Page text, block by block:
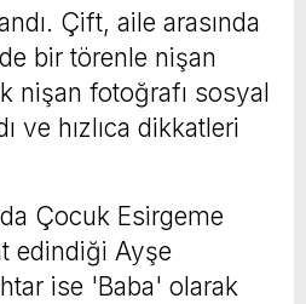
Çift, aile arasında
bir törenle nişan
nişan fotoğrafı sosyal
ve hızlıca dikkatleri
Çocuk Esirgeme
edindiği Ayşe
ise 'Baba' olarak